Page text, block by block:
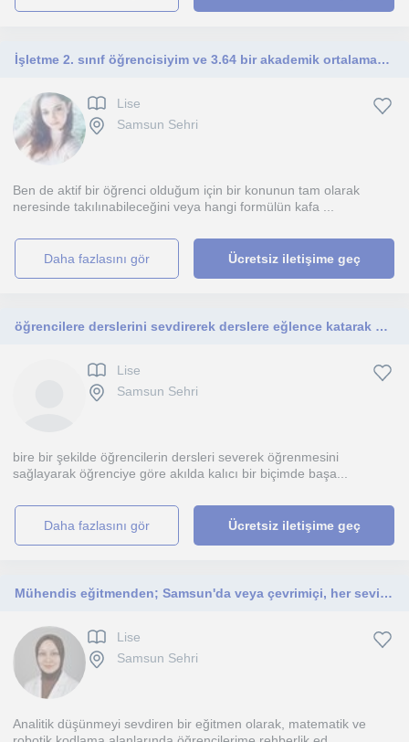
İşletme 2. sınıf öğrencisiyim ve 3.64 bir akademik ortalamaya sahibim. Matematik, istatistik ve muhasebe gibi dersler verebilirim.
Lise
Samsun Sehri
Ben de aktif bir öğrenci olduğum için bir konunun tam olarak
neresinde takılınabileceğini veya hangi formülün kafa ...
daha fazlasını gör Ücretsiz iletişime geç
öğrencilere derslerini sevdirerek derslere eğlence katarak bir heves oluşturarak öğretmek,lise,ortaokul ve ilkokul düzeyine yardım
Lise
Samsun Sehri
bire bir şekilde öğrencilerin dersleri severek öğrenmesini
sağlayarak öğrenciye göre akılda kalıcı bir biçimde başa...
daha fazlasını gör Ücretsiz iletişime geç
Mühendis eğitmenden; Samsun'da veya çevrimiçi, her seviyeye özel matematik ve robotik kodlama dersleri.
Lise
Samsun Sehri
Analitik düşünmeyi sevdiren bir eğitmen olarak, matematik ve